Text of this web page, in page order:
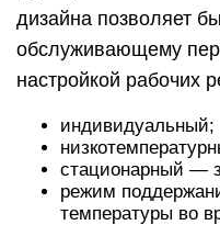
дизайна позволяет
обслуживающему
настройкой рабочих
индивидуальный;
стационарный —
режим
температуры во